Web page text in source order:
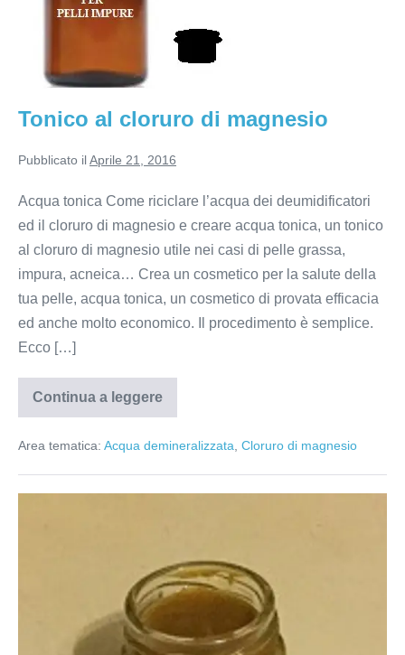
Tonico al cloruro di magnesio
Pubblicato ilAprile 21, 2016
Acqua tonica Come riciclare l’acqua dei deumidificatori
ed il cloruro di magnesio e creare acqua tonica, un tonico
al cloruro di magnesio utile nei casi di pelle grassa,
impura, acneica… Crea un cosmetico per la salute della
tua pelle, acqua tonica, un cosmetico di provata efficacia
ed anche molto economico. Il procedimento è semplice.
Ecco […]
Continua a leggere
Tonico
al
di
Area tematica: Acqua demineralizzata Cloruro di magnesio